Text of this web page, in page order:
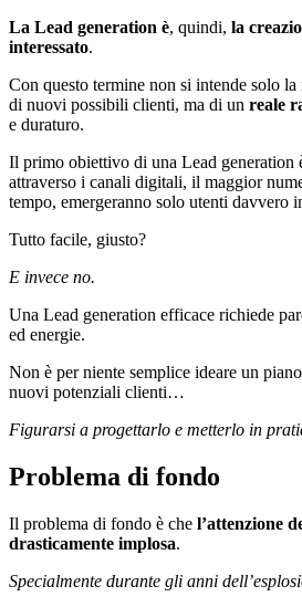
La Lead generation è, quindi, la
interessato.
Con questo termine non si intende solo
di nuovi possibili clienti, ma di un reale
e duraturo.
Il primo obiettivo di una Lead generation
attraverso i canali digitali, il maggior
tempo, emergeranno solo utenti davvero
Tutto facile, giusto?
E invece no.
Una Lead generation efficace richiede
ed energie.
Non è per niente semplice ideare un
nuovi potenziali clienti…
Figurarsi a progettarlo e metterlo in
Problema di fondo
Il problema di fondo è che l’attenzione
drasticamente implosa.
Specialmente durante gli anni